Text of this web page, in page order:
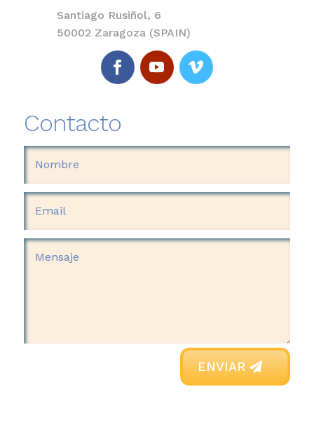
Santiago Rusiñol, 6
50002 Zaragoza (SPAIN)
Contacto
ENVIAR